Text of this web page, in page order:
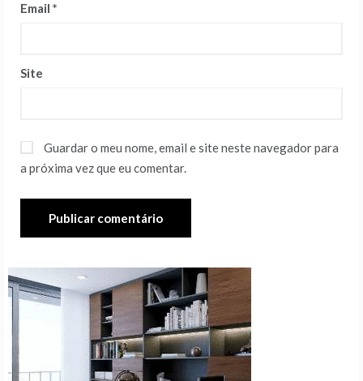
Email *
Site
Guardar o meu nome, email e site neste navegador para
a próxima vez que eu comentar.